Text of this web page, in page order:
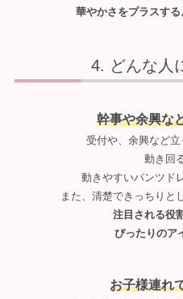
華やかさをプラスす
どんな人
幹事や余興な
受付や、余興など
動き回
動きやすいパンツド
また、清楚できっちりと
注目される役
ぴったりのア
お子様連れ